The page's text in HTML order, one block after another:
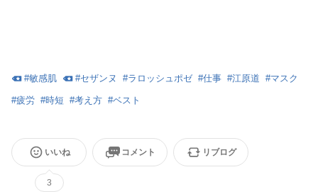
#敏感肌 #セザンヌ #ラロッシュポゼ #仕事 #江原道 #マスク
#疲労 #時短 #考え方 #ベスト
いいね
3
コメント リブログ